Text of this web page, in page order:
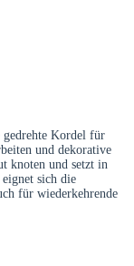
Kordel für
und dekorative
knoten und setzt in
sich die
für wiederkehrende